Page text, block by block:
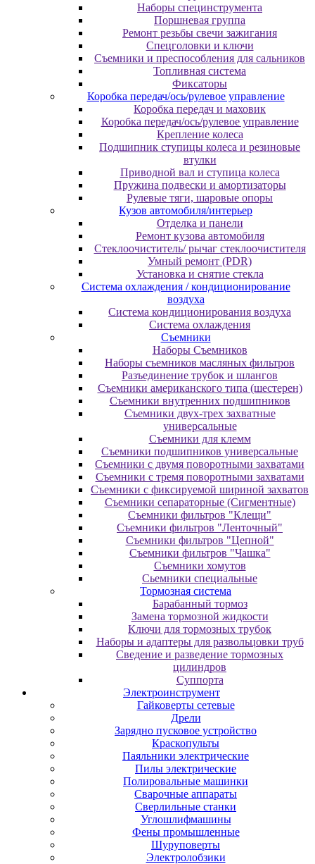
Наборы специнструмента
Поршневая группа
Ремонт резьбы свечи зажигания
Спецголовки и ключи
Съемники и преспособления для сальников
Топливная система
Фиксаторы
Коробка передач/ось/рулевое управление
Коробка передач и маховик
Коробка передач/ось/рулевое управление
Крепление колеса
Подшипник ступицы колеса и резиновые
втулки
Приводной вал и ступица колеса
Пружина подвески и амортизаторы
Рулевые тяги, шаровые опоры
Кузов автомобиля/интерьер
Отделка и панели
Ремонт кузова автомобиля
Стеклоочиститель/ рычаг стеклоочистителя
Умный ремонт (PDR)
Установка и снятие стекла
Система охлаждения / кондиционирование
воздуха
Система кондиционирования воздуха
Система охлаждения
Съемники
Наборы Съемников
Наборы съемников масляных фильтров
Разъединение трубок и шлангов
Съемники американского типа (шестерен)
Съемники внутренних подшипников
Съемники двух-трех захватные
универсальные
Съемники для клемм
Съемники подшипников универсальные
Съемники с двумя поворотными захватами
Съемники с тремя поворотными захватами
Съемники с фиксируемой шириной захватов
Съемники сепараторные (Сигментные)
Съемники фильтров "Клещи"
Съемники фильтров "Ленточный"
Съемники фильтров "Цепной"
Съемники фильтров "Чашка"
Съемники хомутов
Сьемники специальные
Тормозная система
Барабанный тормоз
Замена тормозной жидкости
Ключи для тормозных трубок
Наборы и адаптеры для развольцовки труб
Сведение и разведение тормозных
цилиндров
Суппорта
Электроинструмент
Гайковерты сетевые
Дрели
Зарядно пусковое устройство
Краскопульты
Паяльники электрические
Пилы электрические
Полировальные машинки
Сварочные аппараты
Сверлильные станки
Углошлифмашины
Фены промышленные
Шуруповерты
Электролобзики